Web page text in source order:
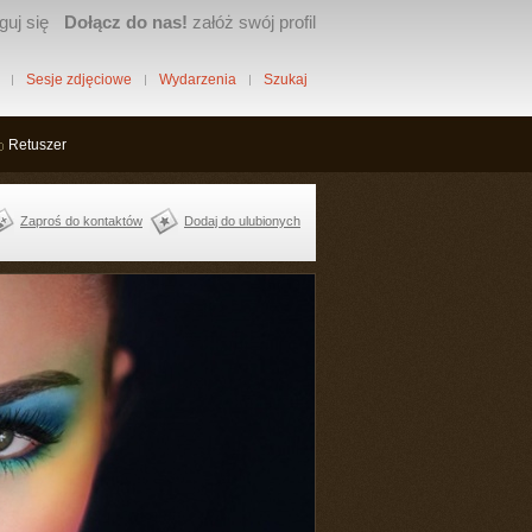
się Dołącz do nas! załóż swój profil
Sesje zdjęciowe Wydarzenia Szukaj
Retuszer
Zaproś do kontaktów Dodaj do ulubionych